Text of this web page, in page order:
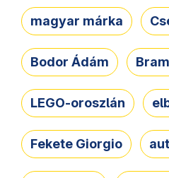
magyar márka
Bodor Ádám
LEGO-oroszlán
Fekete Giorgio